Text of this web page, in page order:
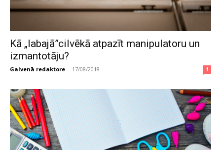
Kā „labajā”cilvēkā atpazīt manipulatoru un
izmantotāju?
Galvenā redaktore - 17/08/2018 1